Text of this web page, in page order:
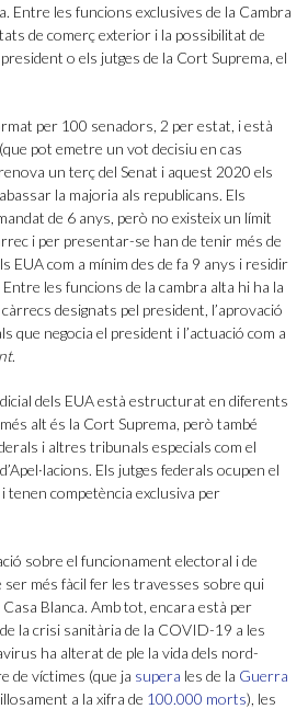
Entre les funcions exclusives de la Cambra
de comerç exterior i la possibilitat de
o els jutges de la Cort Suprema, el
per 100 senadors, 2 per estat, i està
pot emetre un vot decisiu en cas
un terç del Senat i aquest 2020 els
la majoria als republicans. Els
de 6 anys, però no existeix un límit
i per presentar-se han de tenir més de
EUA com a mínim des de fa 9 anys i residir
les funcions de la cambra alta hi ha la
designats pel president, l’aprovació
que negocia el president i l’actuació com a
.
dels EUA està estructurat en diferents
més alt és la Cort Suprema, però també
i altres tribunals especials com el
Els jutges federals ocupen el
tenen competència exclusiva per
sobre el funcionament electoral i de
ser més fàcil fer les travesses sobre qui
Blanca. Amb tot, encara està per
la crisi sanitària de la COVID-19 a les
ha alterat de ple la vida dels nord-
de víctimes (que ja supera les de la Guerra
a la xifra de 100.000 morts), les